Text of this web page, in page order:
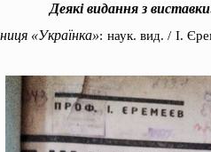
Деякі видання з
«Українка»: наук. вид. / І.